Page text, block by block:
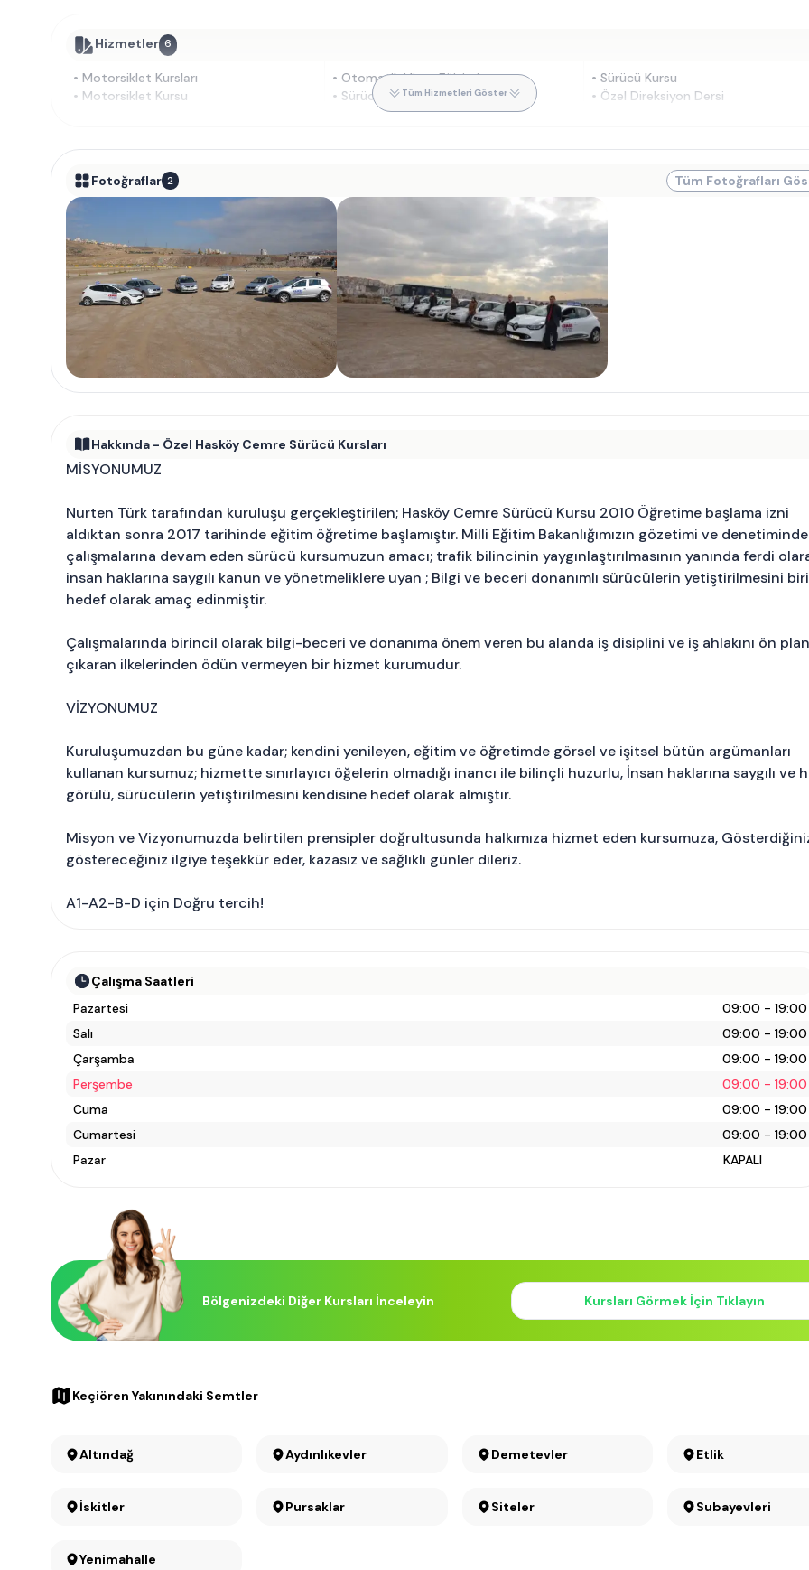
Hizmetler 6
• Motorsiklet Kursları
• Motorsiklet Kursu
• Otomatik Vites Eğitimi
• Sürücü Kursları
• Sürücü Kursu
• Özel Direksiyon Dersi
Tüm Hizmetleri Göster
Fotoğraflar 2 Tüm Fotoğrafları
Hakkında - Özel Hasköy Cemre Sürücü Kursları
MİSYONUMUZ
Nurten Türk tarafından kuruluşu gerçekleştirilen; Hasköy Cemre Sürücü Kursu 2010 Öğretime başlama izni
aldıktan sonra 2017 tarihinde eğitim öğretime başlamıştır. Milli Eğitim Bakanlığımızın gözetimi ve denetiminde
çalışmalarına devam eden sürücü kursumuzun amacı; trafik bilincinin yaygınlaştırılmasının yanında ferdi
insan haklarına saygılı kanun ve yönetmeliklere uyan ; Bilgi ve beceri donanımlı sürücülerin yetiştirilmesini
hedef olarak amaç edinmiştir.
Çalışmalarında birincil olarak bilgi-beceri ve donanıma önem veren bu alanda iş disiplini ve iş ahlakını ön
çıkaran ilkelerinden ödün vermeyen bir hizmet kurumudur.
VİZYONUMUZ
Kuruluşumuzdan bu güne kadar; kendini yenileyen, eğitim ve öğretimde görsel ve işitsel bütün argümanları
kullanan kursumuz; hizmette sınırlayıcı öğelerin olmadığı inancı ile bilinçli huzurlu, İnsan haklarına saygılı ve
görülü, sürücülerin yetiştirilmesini kendisine hedef olarak almıştır.
Misyon ve Vizyonumuzda belirtilen prensipler doğrultusunda halkımıza hizmet eden kursumuza,
göstereceğiniz ilgiye teşekkür eder, kazasız ve sağlıklı günler dileriz.
A1-A2-B-D için Doğru tercih!
Çalışma Saatleri
Pazartesi
09:00 - 19:00
Salı
09:00 - 19:00
Çarşamba
09:00 - 19:00
Perşembe
09:00 - 19:00
Cuma
09:00 - 19:00
Cumartesi
09:00 - 19:00
Pazar
KAPALI
Bölgenizdeki Diğer Kursları İnceleyin Kursları Görmek İçin Tıklayın
Keçiören Yakınındaki Semtler
Altındağ Aydınlıkevler Demetevler Etlik
İskitler Pursaklar Siteler Subayevleri
Yenimahalle